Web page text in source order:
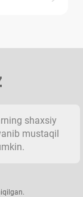
shaхsiy
mustaqil